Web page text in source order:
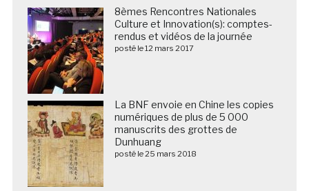
8èmes Rencontres Nationales
Culture et Innovation(s): comptes-
rendus et vidéos de la journée
posté le 12 mars 2017
La BNF envoie en Chine les copies
numériques de plus de 5 000
manuscrits des grottes de
Dunhuang
posté le 25 mars 2018